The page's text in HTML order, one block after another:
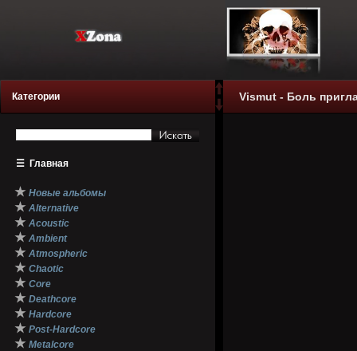
Категории
☰ Главная
★ Новые альбомы
★ Alternative
★ Acoustic
★ Ambient
★ Atmospheric
★ Chaotic
★ Core
★ Deathcore
★ Hardcore
★ Post-Hardcore
★ Metalcore
Vismut - Боль